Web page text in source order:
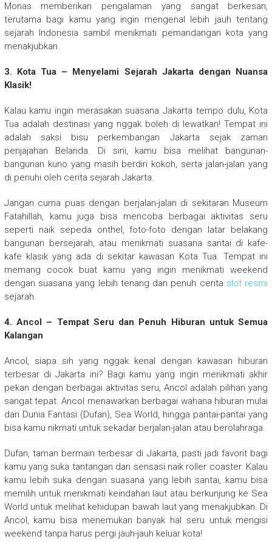
Monas memberikan pengalaman yang sangat berkesan,
terutama bagi kamu yang ingin mengenal lebih jauh tentang
sejarah Indonesia sambil menikmati pemandangan kota yang
menakjubkan.
3. Kota Tua – Menyelami Sejarah Jakarta dengan Nuansa
Klasik!
Kalau kamu ingin merasakan suasana Jakarta tempo dulu, Kota
Tua adalah destinasi yang nggak boleh di lewatkan! Tempat ini
adalah saksi bisu perkembangan Jakarta sejak zaman
penjajahan Belanda. Di sini, kamu bisa melihat bangunan-
bangunan kuno yang masih berdiri kokoh, serta jalan-jalan yang
di penuhi oleh cerita sejarah Jakarta.
Jangan cuma puas dengan berjalan-jalan di sekitaran Museum
Fatahillah, kamu juga bisa mencoba berbagai aktivitas seru
seperti naik sepeda onthel, foto-foto dengan latar belakang
bangunan bersejarah, atau menikmati suasana santai di kafe-
kafe klasik yang ada di sekitar kawasan Kota Tua. Tempat ini
memang cocok buat kamu yang ingin menikmati weekend
dengan suasana yang lebih tenang dan penuh cerita slot resmi
sejarah.
4. Ancol – Tempat Seru dan Penuh Hiburan untuk Semua
Kalangan
Ancol, siapa sih yang nggak kenal dengan kawasan hiburan
terbesar di Jakarta ini? Bagi kamu yang ingin menikmati akhir
pekan dengan berbagai aktivitas seru, Ancol adalah pilihan yang
sangat tepat. Ancol menawarkan berbagai wahana hiburan mulai
dari Dunia Fantasi (Dufan), Sea World, hingga pantai-pantai yang
bisa kamu nikmati untuk sekadar berjalan-jalan atau berolahraga.
Dufan, taman bermain terbesar di Jakarta, pasti jadi favorit bagi
kamu yang suka tantangan dan sensasi naik roller coaster. Kalau
kamu lebih suka dengan suasana yang lebih santai, kamu bisa
memilih untuk menikmati keindahan laut atau berkunjung ke Sea
World untuk melihat kehidupan bawah laut yang menakjubkan. Di
Ancol, kamu bisa menemukan banyak hal seru untuk mengisi
weekend tanpa harus pergi jauh-jauh keluar kota!